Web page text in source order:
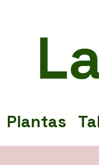
Plantas